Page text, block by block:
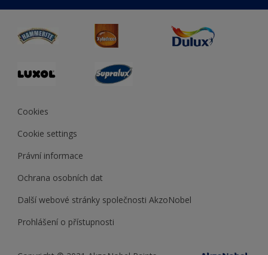
duluxprodejnabarev.cz
duluxpredajnafarieb.sk
Cookies
Cookie settings
Právní informace
Ochrana osobních dat
Další webové stránky společnosti AkzoNobel
Prohlášení o přístupnosti